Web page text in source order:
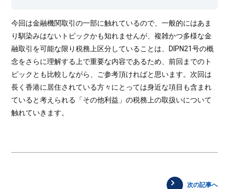
今回は金融機関取引の一部に触れているので、一般的にはあま
り馴染みはないトピックかも知れませんが、複雑かつ多様な金
融取引を可能な限り税務上区分していることは、DIPN21号の概
念をさらに理解する上で重要な内容であるため、前回までのト
ピックとも比較しながら、ご参考頂ければと思います。次回は
長く香港に居住されている方々にとっては身近な項目も含まれ
ていると考えられる「その他利益」の税務上の取扱いについて
触れていきます。
次の記事へ